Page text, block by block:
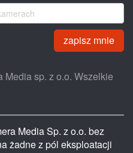
zapisz mnie
sp. z o.o. Wszelkie
Media Sp. z o.o. bez
żadne z pól eksploatacji